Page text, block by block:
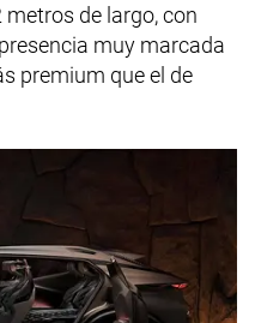
de largo, con
muy marcada
premium que el de